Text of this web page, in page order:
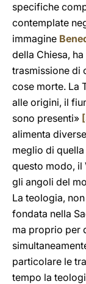
specifiche
contemplate
immagine
della Chiesa,
trasmissione di
cose morte. La
alle origini, il
sono presenti»
alimenta
meglio di
questo modo, il
gli angoli del
La teologia,
fondata nella
ma proprio per
particolare le
tempo la